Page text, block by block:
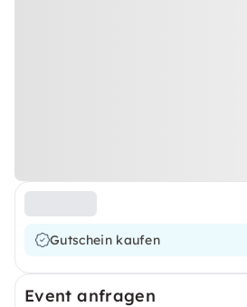
Gutschein kaufen
Event anfragen